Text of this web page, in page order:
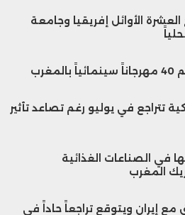
العشرة الأوائل إفريقيا وجامعة
تتراجع في يوليو رغم تصاعد تأثير
في الصناعات الغذائية
المغرب
مع إيران ويتوقع تراجعاً حاداً في